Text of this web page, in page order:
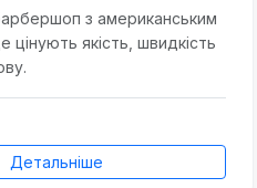
з американським
цінують якість, швидкість
Детальніше